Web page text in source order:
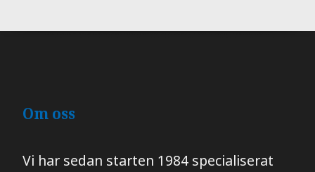
Om oss
Vi har sedan starten 1984 specialiserat